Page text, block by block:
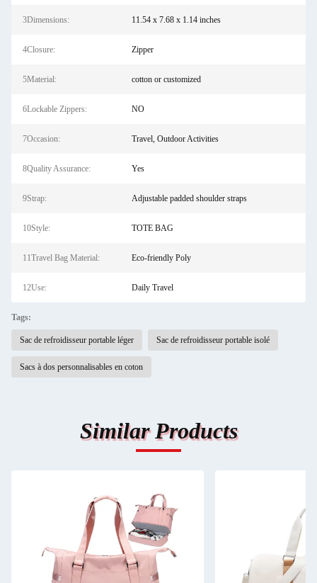
3Dimensions: ‎11.54 x 7.68 x 1.14 inches
4Closure: Zipper
5Material: cotton or customized
6Lockable Zippers: NO
7Occasion: Travel, Outdoor Activities
8Quality Assurance: Yes
9Strap: Adjustable padded shoulder straps
10Style: TOTE BAG
11Travel Bag Material: Eco-friendly Poly
12Use: Daily Travel
Tags:
Sac de refroidisseur portable léger Sac de refroidisseur portable isolé
Sacs à dos personnalisables en coton
Similar Products